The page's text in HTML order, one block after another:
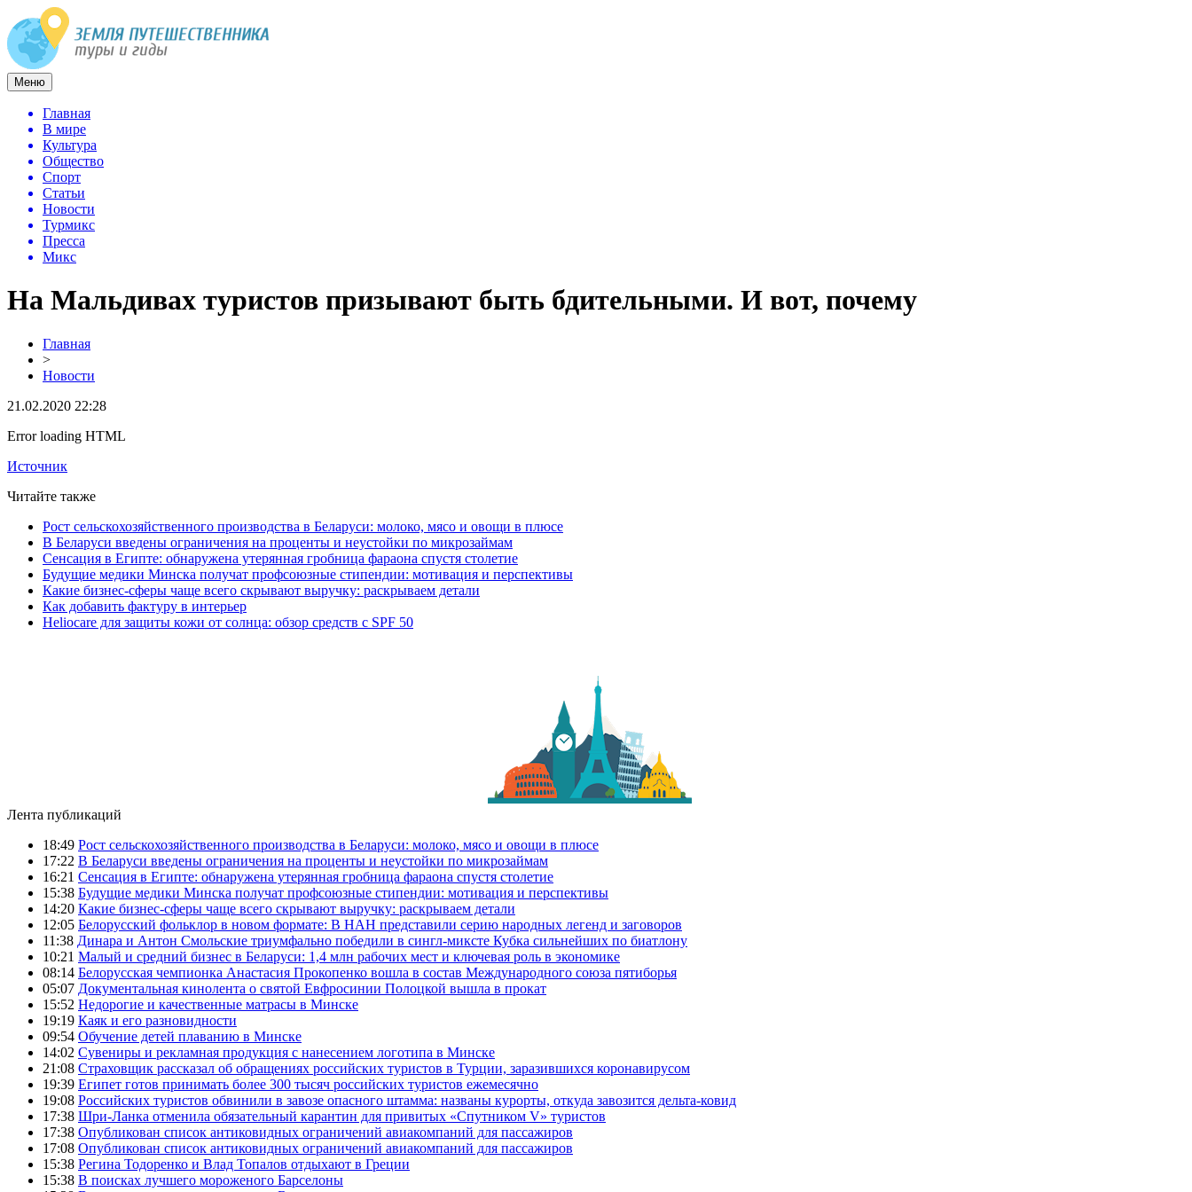
Меню
Главная
В мире
Культура
Общество
Спорт
Статьи
Новости
Турмикс
Пресса
Микс
На Мальдивах туристов призывают быть бдительными. И вот, почему
Главная
>
Новости
21.02.2020 22:28
Error loading HTML
Источник
Читайте также
Рост сельскохозяйственного производства в Беларуси: молоко, мясо и овощи в плюсе
В Беларуси введены ограничения на проценты и неустойки по микрозаймам
Сенсация в Египте: обнаружена утерянная гробница фараона спустя столетие
Будущие медики Минска получат профсоюзные стипендии: мотивация и перспективы
Какие бизнес-сферы чаще всего скрывают выручку: раскрываем детали
Как добавить фактуру в интерьер
Heliocare для защиты кожи от солнца: обзор средств с SPF 50
Лента публикаций
18:49 Рост сельскохозяйственного производства в Беларуси: молоко, мясо и овощи в плюсе
17:22 В Беларуси введены ограничения на проценты и неустойки по микрозаймам
16:21 Сенсация в Египте: обнаружена утерянная гробница фараона спустя столетие
15:38 Будущие медики Минска получат профсоюзные стипендии: мотивация и перспективы
14:20 Какие бизнес-сферы чаще всего скрывают выручку: раскрываем детали
12:05 Белорусский фольклор в новом формате: В НАН представили серию народных легенд и заговоров
11:38 Динара и Антон Смольские триумфально победили в сингл-миксте Кубка сильнейших по биатлону
10:21 Малый и средний бизнес в Беларуси: 1,4 млн рабочих мест и ключевая роль в экономике
08:14 Белорусская чемпионка Анастасия Прокопенко вошла в состав Международного союза пятиборья
05:07 Документальная кинолента о святой Евфросинии Полоцкой вышла в прокат
15:52 Недорогие и качественные матрасы в Минске
19:19 Каяк и его разновидности
09:54 Обучение детей плаванию в Минске
14:02 Сувениры и рекламная продукция с нанесением логотипа в Минске
21:08 Страховщик рассказал об обращениях российских туристов в Турции, заразившихся коронавирусом
19:39 Египет готов принимать более 300 тысяч российских туристов ежемесячно
19:08 Российских туристов обвинили в завозе опасного штамма: названы курорты, откуда завозится дельта-ковид
17:38 Шри-Ланка отменила обязательный карантин для привитых «Спутником V» туристов
17:38 Опубликован список антиковидных ограничений авиакомпаний для пассажиров
17:08 Опубликован список антиковидных ограничений авиакомпаний для пассажиров
15:38 Регина Тодоренко и Влад Топалов отдыхают в Греции
15:38 В поисках лучшего мороженого Барселоны